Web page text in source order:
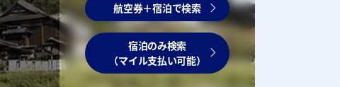
航空券＋宿泊で検索
宿泊のみ検索
（マイル支払い可能）